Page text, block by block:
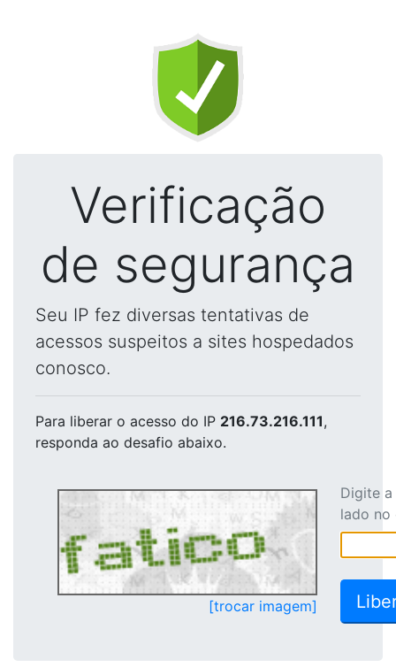
Verificação
de segurança
Seu IP fez diversas tentativas de
acessos suspeitos a sites hospedados
conosco.
Para liberar o acesso do IP 216.73.216.111,
responda ao desafio abaixo.
[trocar imagem]
Digite
lado no